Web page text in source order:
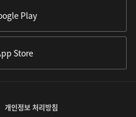
Play
Store
개인정보 처리방침